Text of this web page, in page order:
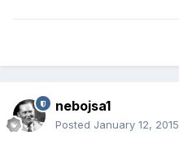
nebojsa1
Posted January 12, 2015